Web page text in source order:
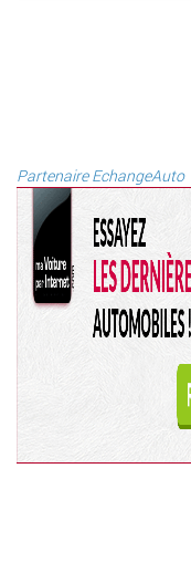
Partenaire EchangeAuto